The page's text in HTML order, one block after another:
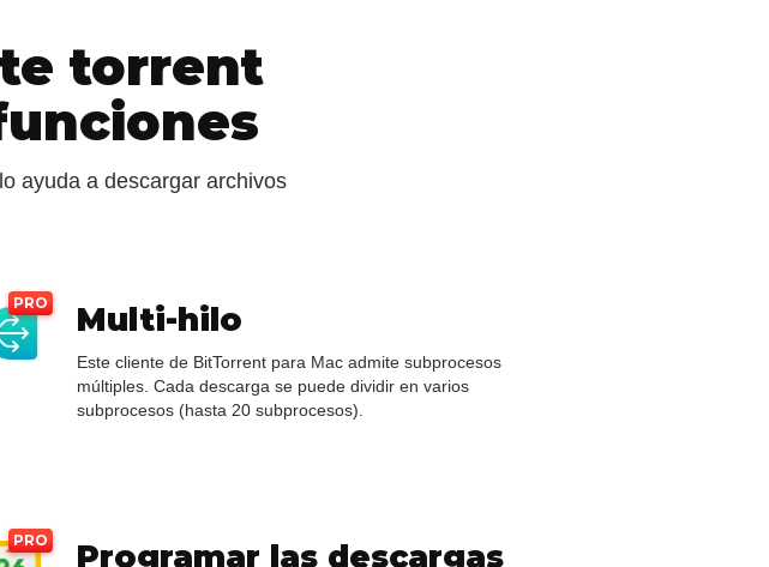
torrent
ayuda a descargar archivos
Multi-hilo
Este cliente de BitTorrent para Mac admite subprocesos
múltiples. Cada descarga se puede dividir en varios
subprocesos (hasta 20 subprocesos).
Programar las descargas